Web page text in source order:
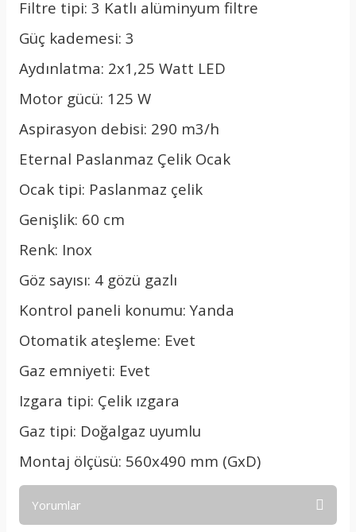
Filtre tipi: 3 Katlı alüminyum filtre
Güç kademesi: 3
Aydınlatma: 2x1,25 Watt LED
Motor gücü: 125 W
Aspirasyon debisi: 290 m3/h
Eternal Paslanmaz Çelik Ocak
Ocak tipi: Paslanmaz çelik
Genişlik: 60 cm
Renk: Inox
Göz sayısı: 4 gözü gazlı
Kontrol paneli konumu: Yanda
Otomatik ateşleme: Evet
Gaz emniyeti: Evet
Izgara tipi: Çelik ızgara
Gaz tipi: Doğalgaz uyumlu
Montaj ölçüsü: 560x490 mm (GxD)
Yorumlar